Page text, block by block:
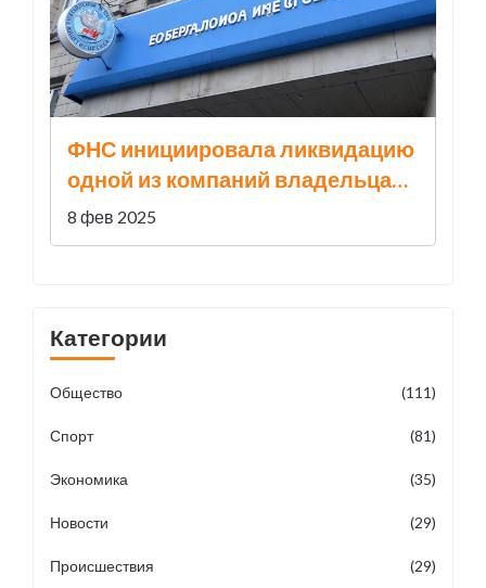
ФНС инициировала ликвидацию
одной из компаний владельца
«Светофора»
8 фев 2025
Категории
Общество (111)
Спорт (81)
Экономика (35)
Новости (29)
Происшествия (29)